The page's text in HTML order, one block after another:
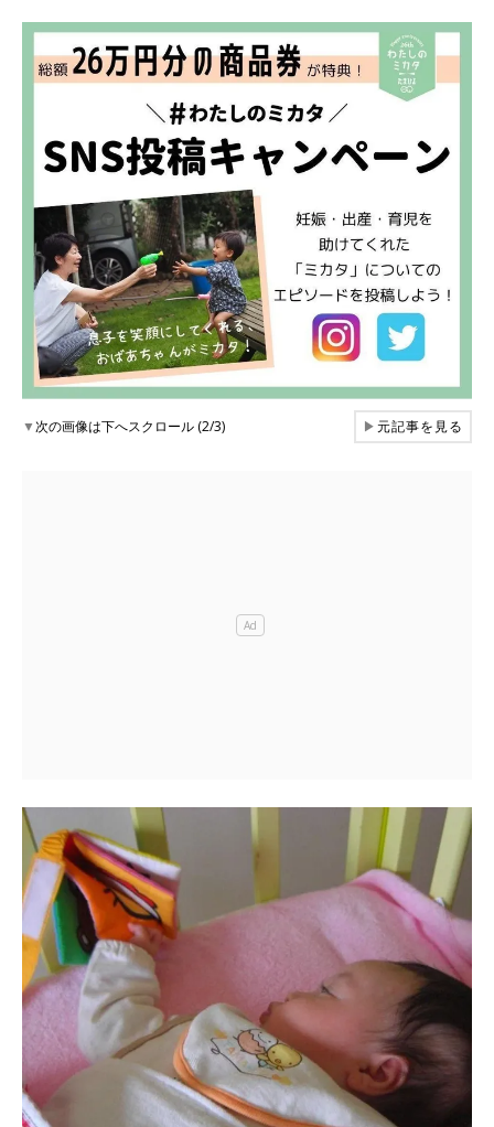
▼次の画像は下へスクロール (2/3) ▶元記事を見る